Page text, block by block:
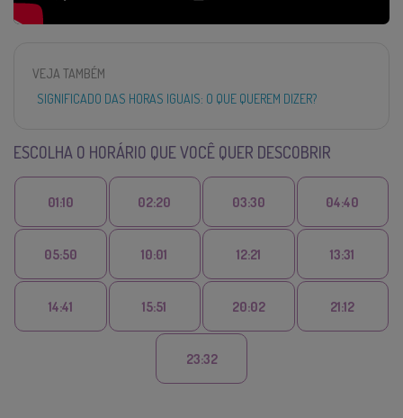
VEJA TAMBÉM
SIGNIFICADO DAS HORAS IGUAIS: O QUE QUEREM DIZER?
ESCOLHA O HORÁRIO QUE VOCÊ QUER DESCOBRIR
01:10 02:20 03:30 04:40
05:50 10:01 12:21 13:31
14:41 15:51 20:02 21:12
23:32